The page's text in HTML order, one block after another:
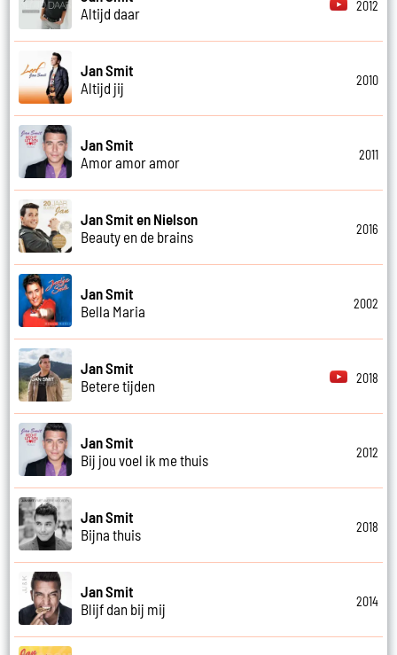
Altijd daar
2012
Jan Smit
Altijd jij
2010
Jan Smit
Amor amor amor
2011
Jan Smit en Nielson
Beauty en de brains
2016
Jan Smit
Bella Maria
2002
Jan Smit
Betere tijden
2018
Jan Smit
Bij jou voel ik me thuis
2012
Jan Smit
Bijna thuis
2018
Jan Smit
Blijf dan bij mij
2014